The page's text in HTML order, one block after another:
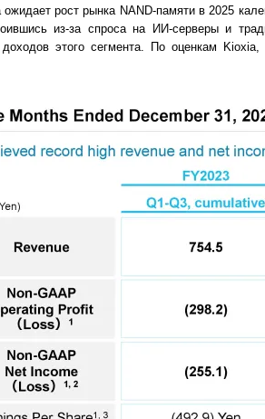
рост рынка NAND-памяти в 2025
из-за спроса на ИИ-серверы и
доходов этого сегмента. По оценкам